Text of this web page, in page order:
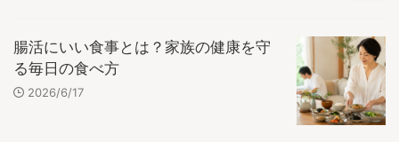
腸活にいい食事とは？家族の健康を守
る毎日の食べ方
2026/6/17